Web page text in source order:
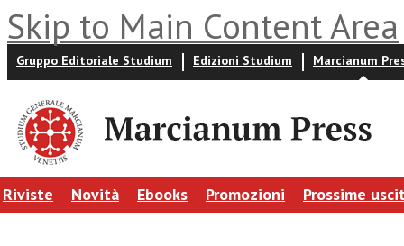
Skip to Main Content Area
Gruppo Editoriale Studium Edizioni Studium Marcianum
Riviste Novità Ebooks Promozioni Prossime